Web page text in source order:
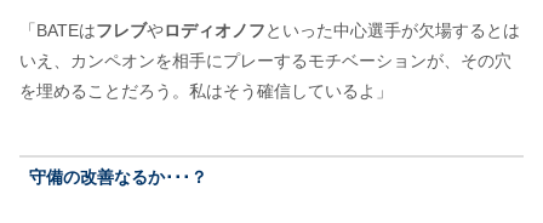
「BATEはフレブやロディオノフといった中心選手が欠場するとは
いえ、カンペオンを相手にプレーするモチベーションが、その穴
を埋めることだろう。私はそう確信しているよ」
守備の改善なるか･･･？